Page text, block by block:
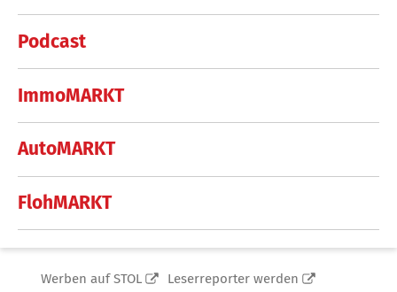
Podcast
ImmoMARKT
AutoMARKT
FlohMARKT
Werben auf STOL
Leserreporter werden